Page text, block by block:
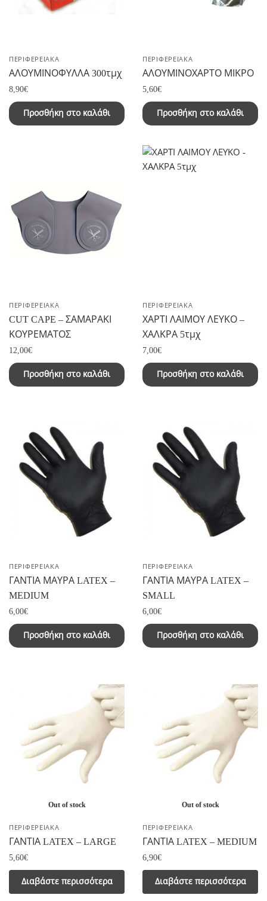
ΠΕΡΙΦΕΡΕΙΑΚΑ
ΑΛΟΥΜΙΝΟΦΥΛΛΑ 300τμχ
8,90€
Προσθήκη στο καλάθι
ΠΕΡΙΦΕΡΕΙΑΚΑ
ΑΛΟΥΜΙΝΟΧΑΡΤΟ ΜΙΚΡΟ
5,60€
Προσθήκη στο καλάθι
ΠΕΡΙΦΕΡΕΙΑΚΑ
CUT CAPE – ΣΑΜΑΡΑΚΙ
ΚΟΥΡΕΜΑΤΟΣ
12,00€
Προσθήκη στο καλάθι
ΠΕΡΙΦΕΡΕΙΑΚΑ
ΧΑΡΤΙ ΛΑΙΜΟΥ ΛΕΥΚΟ –
ΧΑΛΚΡΑ 5τμχ
7,00€
Προσθήκη στο καλάθι
ΠΕΡΙΦΕΡΕΙΑΚΑ
ΓΑΝΤΙΑ ΜΑΥΡΑ LATEX –
MEDIUM
6,00€
Προσθήκη στο καλάθι
ΠΕΡΙΦΕΡΕΙΑΚΑ
ΓΑΝΤΙΑ ΜΑΥΡΑ LATEX –
SMALL
6,00€
Προσθήκη στο καλάθι
Out of stock
ΠΕΡΙΦΕΡΕΙΑΚΑ
ΓΑΝΤΙΑ LATEX – LARGE
5,60€
Διαβάστε περισσότερα
Out of stock
ΠΕΡΙΦΕΡΕΙΑΚΑ
ΓΑΝΤΙΑ LATEX – MEDIUM
6,90€
Διαβάστε περισσότερα